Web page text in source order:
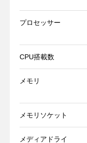
プロセッサー
CPU搭載数
メモリ
メモリソケット
メディアドライ